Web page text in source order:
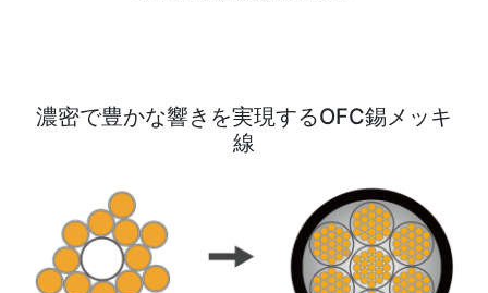
濃密で豊かな響きを実現するOFC錫メッキ
線